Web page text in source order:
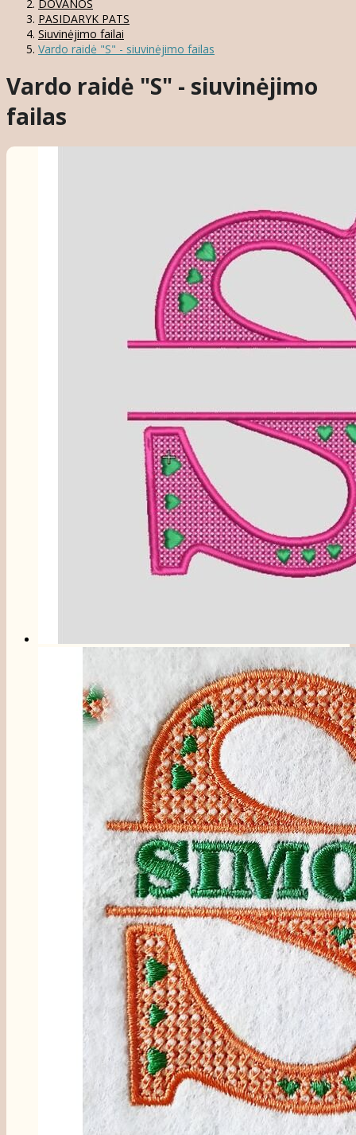
DOVANOS
PASIDARYK PATS
Siuvinėjimo failai
Vardo raidė "S" - siuvinėjimo failas
Vardo raidė "S" - siuvinėjimo
failas